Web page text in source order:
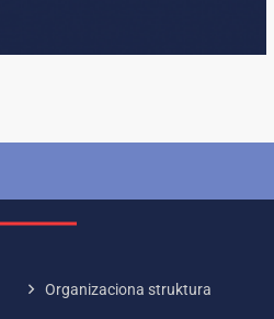
Organizaciona struktura